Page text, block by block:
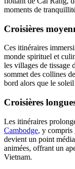
moments de
Croisières
Ces itinéraires
monde spirituel et
les villages de tissage
sommet des collines de
bord alors que le
Croisières
Les itinéraires
Cambodge, y compris
devient un point
animées, offrant un
Vietnam.